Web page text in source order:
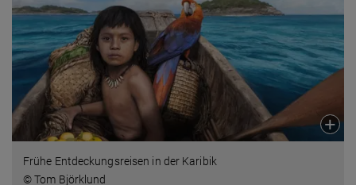
Frühe Entdeckungsreisen in der Karibik
© Tom Björklund